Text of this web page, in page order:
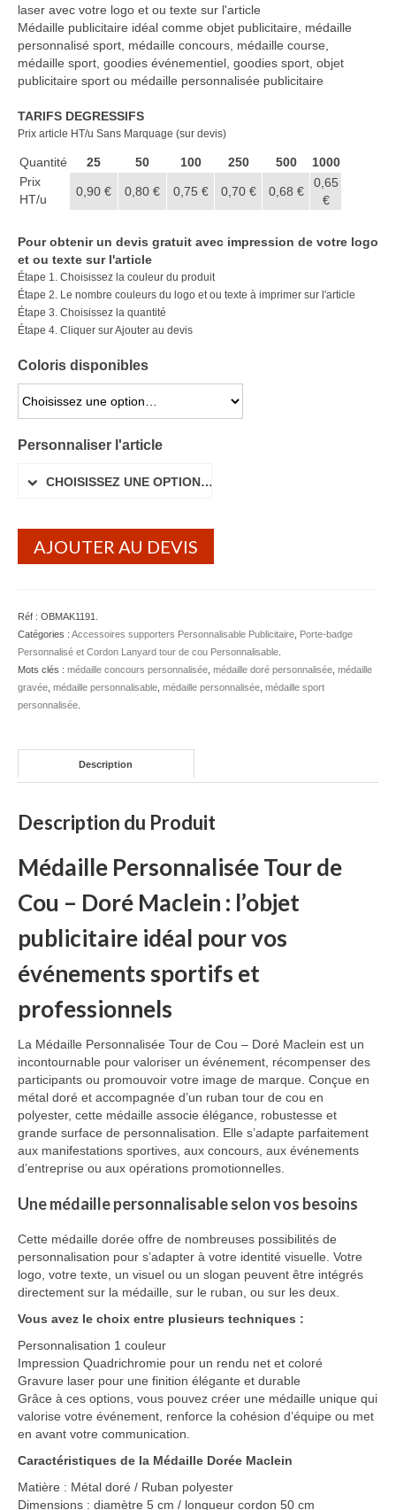
Notes repositionnables
Bloc–notes Personnalisé
Carnet A5 Personnalisé
Carnet A6 personnalisé
Chapeau publicitaire
Clé USB personnalisée
Éventail personnalisé
Gobelet réutilisable & Verre
Haut-parleur Bluetooth
Porte-badge Tour de cou
Porte-clés personnalisé
Porte-monnaie Porte Carte Portefeuille
Serviette Personnalisée
Stylo Publicitaire
Voiture Goodies
Gourde Personnalisable
Bouteille Personnalisable
Mug & Tasse
Mug publicitaire
Mug de voyage publicitaire
Tasse Expresso publicitaire
Bouteille & Mug Isotherme
Bouteille isotherme
Mug isotherme
Textile
Chemise Publicitaire
Polo Publicitaire
Sweat-shirt
Tee-shirt publicitaire
Vêtement Haute Visibilité
Contact
laser avec votre logo et ou texte sur l'article
Médaille publicitaire idéal comme objet publicitaire, médaille
personnalisé sport, médaille concours, médaille course,
médaille sport, goodies événementiel, goodies sport, objet
publicitaire sport ou médaille personnalisée publicitaire
TARIFS DEGRESSIFS
Prix article HT/u Sans Marquage (sur devis)
Quantité 25 50 100 250 500
1000
Prix
HT/u
0,90 € 0,80 € 0,75 € 0,70 € 0,68 €
0,65
€
Pour obtenir un devis gratuit avec impression de votre logo
et ou texte sur l'article
Étape 1. Choisissez la couleur du produit
Étape 2. Le nombre couleurs du logo et ou texte à imprimer sur l'article
Étape 3. Choisissez la quantité
Étape 4. Cliquer sur Ajouter au devis
Coloris disponibles
CHOISISSEZ UNE OPTION…
Personnaliser l'article
CHOISISSEZ UNE OPTION…
AJOUTER AU DEVIS
Réf : OBMAK1191
Catégories : Accessoires supporters Personnalisable Publicitaire Porte-badge
Personnalisé et Cordon Lanyard tour de cou Personnalisable
Mots clés : médaille concours personnalisée médaille doré personnalisée médaille
gravée médaille personnalisable médaille personnalisée médaille sport
personnalisée
Description
Description du Produit
Médaille Personnalisée Tour de
Cou – Doré Maclein : l’objet
publicitaire idéal pour vos
événements sportifs et
professionnels
La Médaille Personnalisée Tour de Cou – Doré Maclein est un
incontournable pour valoriser un événement, récompenser des
participants ou promouvoir votre image de marque. Conçue en
métal doré et accompagnée d’un ruban tour de cou en
polyester, cette médaille associe élégance, robustesse et
grande surface de personnalisation. Elle s’adapte parfaitement
aux manifestations sportives, aux concours, aux événements
d’entreprise ou aux opérations promotionnelles.
Une médaille personnalisable selon vos besoins
Cette médaille dorée offre de nombreuses possibilités de
personnalisation pour s’adapter à votre identité visuelle. Votre
logo, votre texte, un visuel ou un slogan peuvent être intégrés
directement sur la médaille, sur le ruban, ou sur les deux.
Vous avez le choix entre plusieurs techniques :
Personnalisation 1 couleur
Impression Quadrichromie pour un rendu net et coloré
Gravure laser pour une finition élégante et durable
Grâce à ces options, vous pouvez créer une médaille unique qui
valorise votre événement, renforce la cohésion d’équipe ou met
en avant votre communication.
Caractéristiques de la Médaille Dorée Maclein
Matière : Métal doré / Ruban polyester
Dimensions : diamètre 5 cm / longueur cordon 50 cm